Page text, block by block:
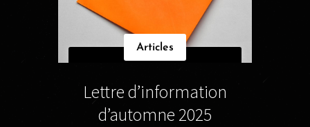
Articles
Lettre d’information
d’automne 2025